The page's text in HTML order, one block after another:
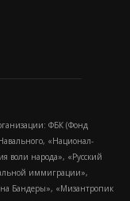
ФБК (Фонд
«Национал-
воли народа», «Русский
иммиграции»,
Бандеры», «Мизантропик